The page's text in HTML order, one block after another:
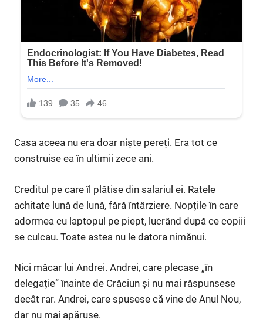
Casa aceea nu era doar niște pereți. Era tot ce
construise ea în ultimii zece ani.
Creditul pe care îl plătise din salariul ei. Ratele
achitate lună de lună, fără întârziere. Nopțile în care
adormea cu laptopul pe piept, lucrând după ce copiii
se culcau. Toate astea nu le datora nimănui.
Nici măcar lui Andrei. Andrei, care plecase „în
delegație” înainte de Crăciun și nu mai răspunsese
decât rar. Andrei, care spusese că vine de Anul Nou,
dar nu mai apăruse.